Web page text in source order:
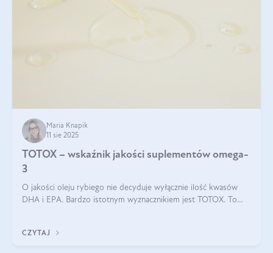
Maria Knapik
11 sie 2025
TOTOX – wskaźnik jakości suplementów omega-
3
O jakości oleju rybiego nie decyduje wyłącznie ilość kwasów
DHA i EPA. Bardzo istotnym wyznacznikiem jest TOTOX. To
CZYTAJ